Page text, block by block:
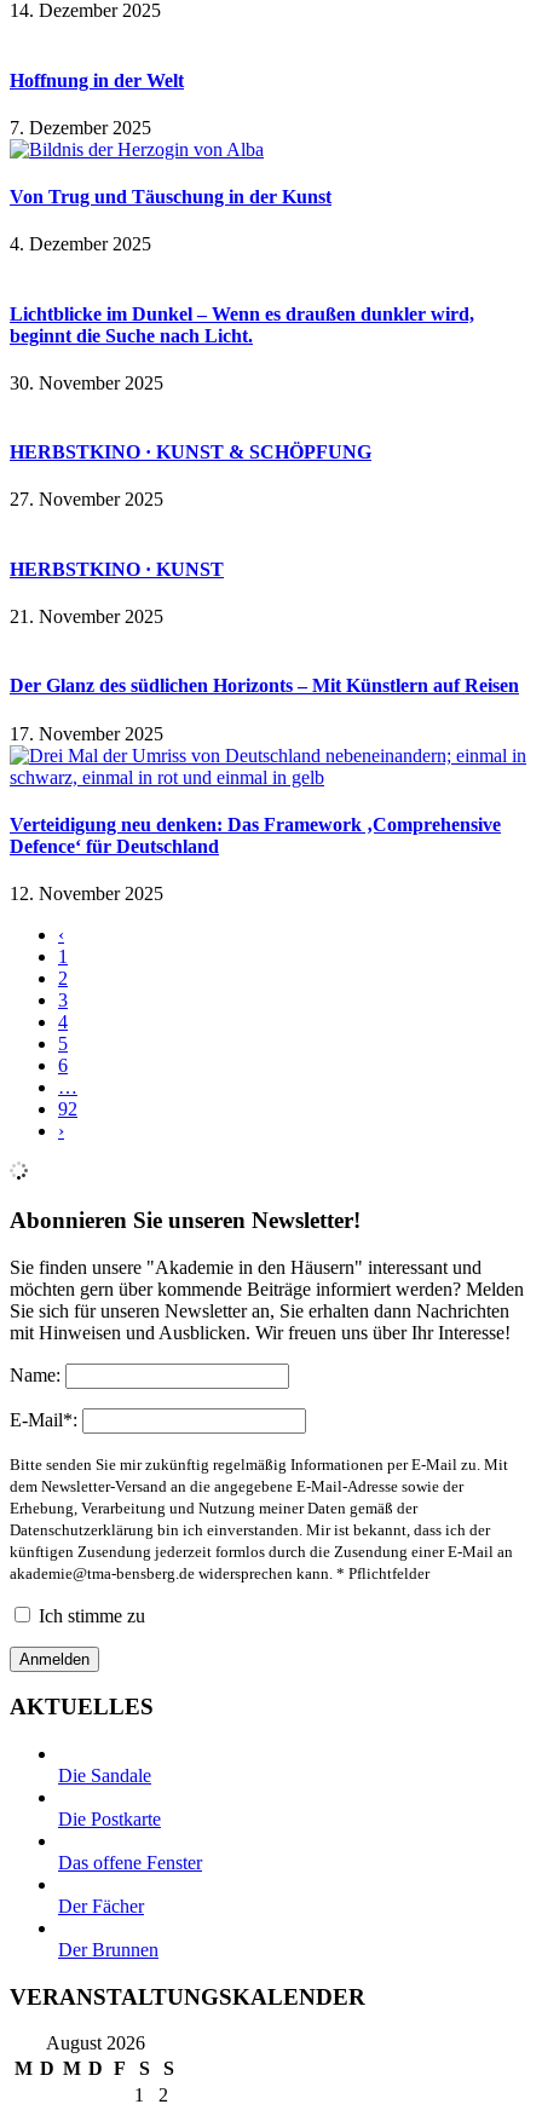
14. Dezember 2025
Hoffnung in der Welt
7. Dezember 2025
Von Trug und Täuschung in der Kunst
4. Dezember 2025
Lichtblicke im Dunkel – Wenn es draußen dunkler wird,
beginnt die Suche nach Licht.
30. November 2025
HERBSTKINO · KUNST & SCHÖPFUNG
27. November 2025
HERBSTKINO · KUNST
21. November 2025
Der Glanz des südlichen Horizonts – Mit Künstlern auf Reisen
17. November 2025
Verteidigung neu denken: Das Framework ‚Comprehensive
Defence‘ für Deutschland
12. November 2025
‹
1
2
3
4
5
6
…
92
›
Abonnieren Sie unseren Newsletter!
Sie finden unsere "Akademie in den Häusern" interessant und
möchten gern über kommende Beiträge informiert werden? Melden
Sie sich für unseren Newsletter an, Sie erhalten dann Nachrichten
mit Hinweisen und Ausblicken. Wir freuen uns über Ihr Interesse!
Name:
E-Mail*:
Bitte senden Sie mir zukünftig regelmäßig Informationen per E-Mail zu. Mit
dem Newsletter-Versand an die angegebene E-Mail-Adresse sowie der
Erhebung, Verarbeitung und Nutzung meiner Daten gemäß der
Datenschutzerklärung bin ich einverstanden. Mir ist bekannt, dass ich der
künftigen Zusendung jederzeit formlos durch die Zusendung einer E-Mail an
akademie@tma-bensberg.de widersprechen kann. * Pflichtfelder
Ich stimme zu
AKTUELLES
Die Sandale
Die Postkarte
Das offene Fenster
Der Fächer
Der Brunnen
VERANSTALTUNGSKALENDER
August 2026
M D M D F S S
1
2